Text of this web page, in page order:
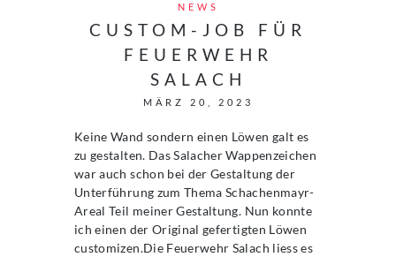
NEWS
CUSTOM-JOB FÜR
FEUERWEHR
SALACH
MÄRZ 20, 2023
Keine Wand sondern einen Löwen galt es
zu gestalten. Das Salacher Wappenzeichen
war auch schon bei der Gestaltung der
Unterführung zum Thema Schachenmayr-
Areal Teil meiner Gestaltung. Nun konnte
ich einen der Original gefertigten Löwen
customizen.Die Feuerwehr Salach liess es